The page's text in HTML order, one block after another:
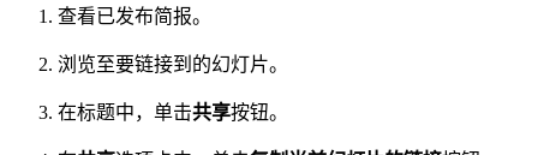
查看已发布简报。
浏览至要链接到的幻灯片。
在标题中，单击共享按钮。